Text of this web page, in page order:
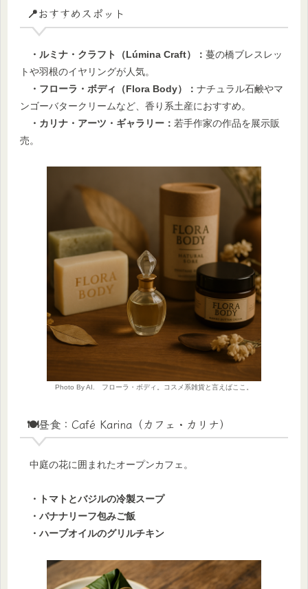
📍おすすめスポット
・ルミナ・クラフト（Lúmina Craft）： 蔓の橋ブレスレッ
トや羽根のイヤリングが人気。
・フローラ・ボディ（Flora Body）： ナチュラル石鹸やマ
ンゴーバタークリームなど、香り系土産におすすめ。
・カリナ・アーツ・ギャラリー： 若手作家の作品を展示販
売。
Photo By AI. フローラ・ボディ。コスメ系雑貨と言えばここ。
🍽昼食：Café Karina（カフェ・カリナ）
中庭の花に囲まれたオープンカフェ。
・トマトとバジルの冷製スープ
・バナナリーフ包みご飯
・ハーブオイルのグリルチキン